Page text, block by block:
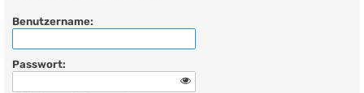
Benutzername:
Passwort: